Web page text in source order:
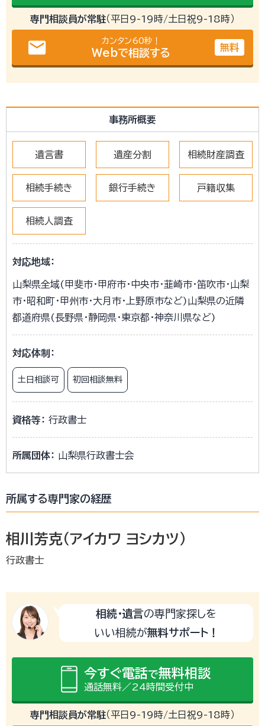
専門相談員が常駐（平日9-19時/土日祝9-18時）
email カンタン60秒！
Webで相談する 無料
事務所概要
遺言書 遺産分割 相続財産調査
相続手続き 銀行手続き 戸籍収集
相続人調査
対応地域：
山梨県全域(甲斐市・甲府市・中央市・韮崎市・笛吹市・山梨
市・昭和町・甲州市・大月市・上野原市など)山梨県の近隣
都道府県(長野県・静岡県・東京都・神奈川県など)
対応体制：
土日相談可 初回相談無料
資格等： 行政書士
所属団体： 山梨県行政書士会
所属する専門家の経歴
相川芳克（アイカワ ヨシカツ）
行政書士
相続・遺言の専門家探しを
いい相続が無料サポート！
今すぐ電話で無料相談
通話無料／24時間受付中
専門相談員が常駐（平日9-19時/土日祝9-18時）